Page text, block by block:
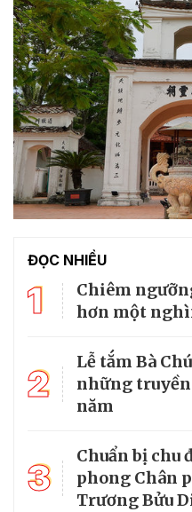
ĐỌC NHIỀU
1
Chiêm
hơn một
2
Lễ tắm Bà
những
năm
3
Chuẩn bị chu
phong Chân
Trương Bửu